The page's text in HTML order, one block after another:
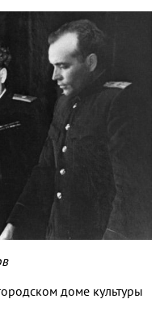
доме культуры